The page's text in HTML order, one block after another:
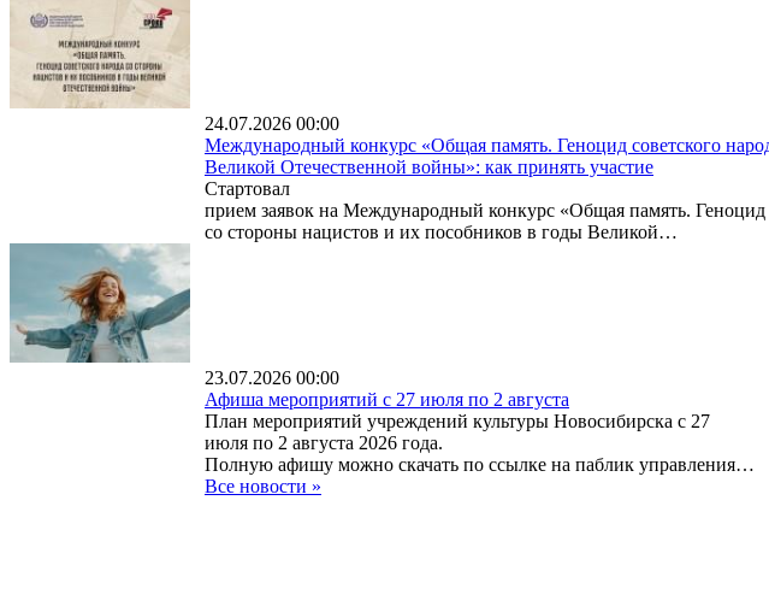
24.07.2026 00:00
Международный конкурс «Общая память. Геноцид советского
Великой Отечественной войны»: как принять участие
Стартовал
прием заявок на Международный конкурс «Общая память. Геноцид
со стороны нацистов и их пособников в годы Великой…
23.07.2026 00:00
Афиша мероприятий с 27 июля по 2 августа
План мероприятий учреждений культуры Новосибирска с 27
июля по 2 августа 2026 года.
Полную афишу можно скачать по ссылке на паблик управления…
Все новости »